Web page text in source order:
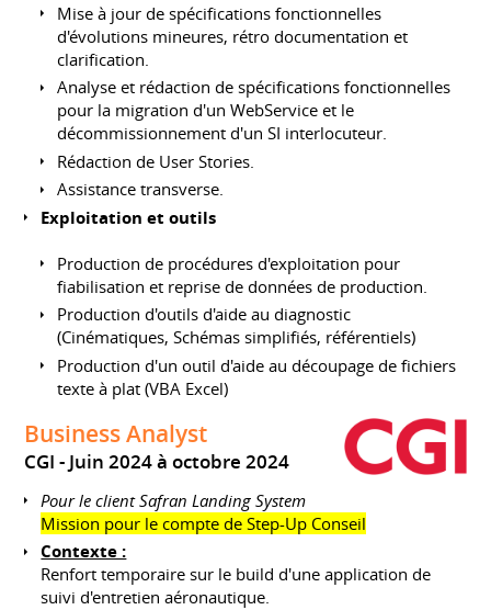
Mise à jour de spécifications fonctionnelles
d'évolutions mineures, rétro documentation et
clarification.
Analyse et rédaction de spécifications fonctionnelles
pour la migration d'un WebService et le
décommissionnement d'un SI interlocuteur.
Rédaction de User Stories.
Assistance transverse.
Exploitation et outils
Production de procédures d'exploitation pour
fiabilisation et reprise de données de production.
Production d'outils d'aide au diagnostic
(Cinématiques, Schémas simplifiés, référentiels)
Production d'un outil d'aide au découpage de fichiers
texte à plat (VBA Excel)
Business Analyst
CGI Juin 2024 à octobre 2024
Pour le client Safran Landing System
Mission pour le compte de Step-Up Conseil
Contexte :
Renfort temporaire sur le build d'une application de
suivi d'entretien aéronautique.